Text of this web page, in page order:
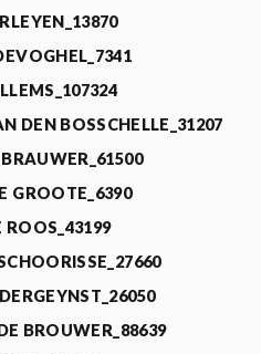
DEN BOSSCHELLE_31207
GROOTE_6390
ROOS_43199
BROUWER_88639